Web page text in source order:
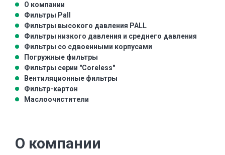
О компании
Фильтры Pall
Фильтры высокого давления PALL
Фильтры низкого давления и среднего давления
Фильтры со сдвоенными корпусами
Погружные фильтры
Фильтры серии "Coreless"
Вентиляционные фильтры
Фильтр-картон
Маслоочистители
О компании